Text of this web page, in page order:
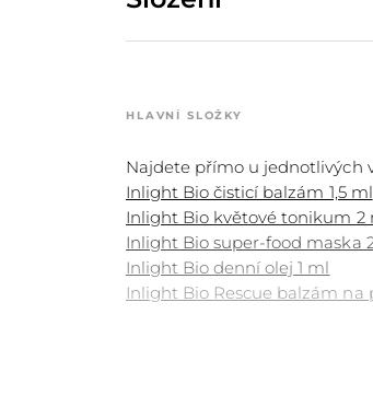
HLAVNÍ SLOŽKY
Najdete přímo u jednotlivých
Inlight Bio čisticí balzám 1,5 ml
Inlight Bio květové tonikum 2
Inlight Bio super-food maska
Inlight Bio denní olej 1 ml
Inlight Bio Rescue balzám